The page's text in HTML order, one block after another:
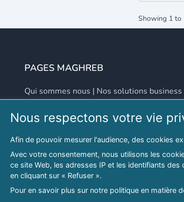
Showing 1 to
PAGES MAGHREB
Qui sommes nous | Nos solutions business
Adresse
46 LOT. PETITE PROVENCE SIDI YAHIA
Hydra, Alger (16), Algérie
Nous respectons votre vie
Afin de pouvoir mesurer l'audience, des cookies
Avec votre consentement, nous utilisons les
ce site Web, les adresses IP et les identifiants
en cliquant sur « Refuser ».
Pour en savoir plus sur notre politique en matière